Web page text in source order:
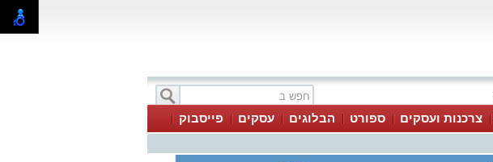
צרכנות ועסקים ספורט הבלוגים עסקים
פייסבוק